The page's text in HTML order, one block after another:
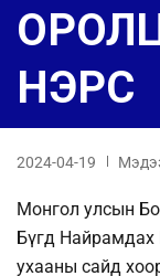
НЭРС
2024-04-19
Монгол улсын
Бүгд
ухааны сайд